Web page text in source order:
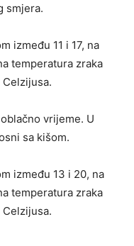
smjera.
između 11 i 17, na
temperatura zraka
vrijeme. U
sa kišom.
između 13 i 20, na
temperatura zraka